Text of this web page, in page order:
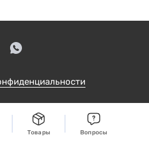
Товары Вопросы